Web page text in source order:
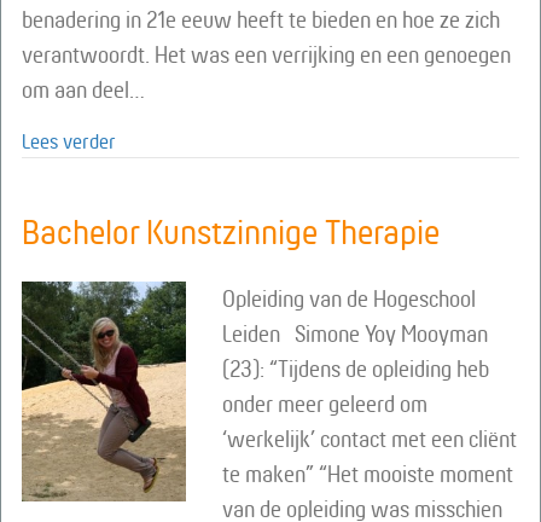
benadering in 21e eeuw heeft te bieden en hoe ze zich
verantwoordt. Het was een verrijking en een genoegen
om aan deel…
Lees verder
Bachelor Kunstzinnige Therapie
Opleiding van de Hogeschool
Leiden Simone Yoy Mooyman
(23): “Tijdens de opleiding heb
onder meer geleerd om
‘werkelijk’ contact met een cliënt
te maken” “Het mooiste moment
van de opleiding was misschien